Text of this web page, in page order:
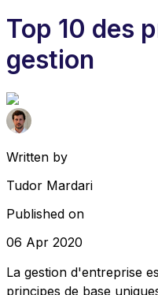
Top 10 des
gestion
Written by
Tudor Mardari
Published on
06 Apr 2020
La gestion d'entreprise
principes de base